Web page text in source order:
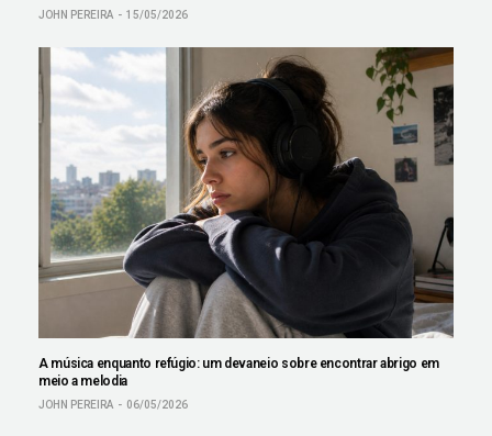
JOHN PEREIRA 15/05/2026
A música enquanto refúgio: um devaneio sobre encontrar abrigo em
meio a melodia
JOHN PEREIRA 06/05/2026